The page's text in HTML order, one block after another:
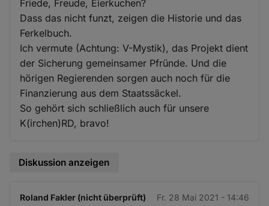
Friede, Freude, Eierkuchen?
Dass das nicht funzt, zeigen die Historie und das
Ferkelbuch.
Ich vermute (Achtung: V-Mystik), das Projekt dient
der Sicherung gemeinsamer Pfründe. Und die
hörigen Regierenden sorgen auch noch für die
Finanzierung aus dem Staatssäckel.
So gehört sich schließlich auch für unsere
K(irchen)RD, bravo!
Diskussion anzeigen
Roland Fakler (nicht überprüft) Fr. 28 Mai 2021 - 14:46